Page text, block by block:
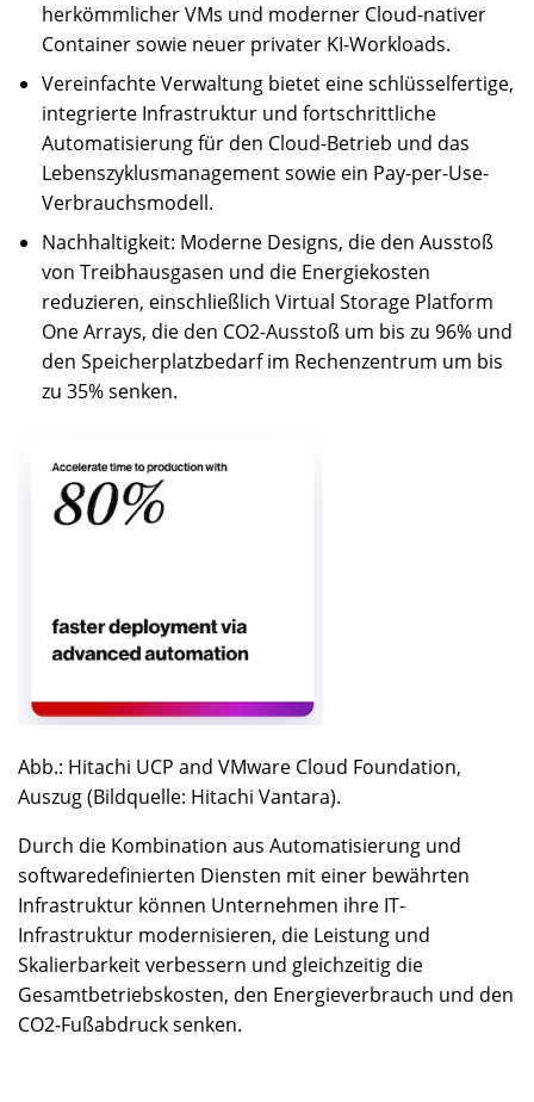
herkömmlicher VMs und moderner Cloud-nativer
Container sowie neuer privater KI-Workloads.
Vereinfachte Verwaltung bietet eine schlüsselfertige,
integrierte Infrastruktur und fortschrittliche
Automatisierung für den Cloud-Betrieb und das
Lebenszyklusmanagement sowie ein Pay-per-Use-
Verbrauchsmodell.
Nachhaltigkeit: Moderne Designs, die den Ausstoß
von Treibhausgasen und die Energiekosten
reduzieren, einschließlich Virtual Storage Platform
One Arrays, die den CO2-Ausstoß um bis zu 96% und
den Speicherplatzbedarf im Rechenzentrum um bis
zu 35% senken.
Abb.: Hitachi UCP and VMware Cloud Foundation,
Auszug (Bildquelle: Hitachi Vantara).
Durch die Kombination aus Automatisierung und
softwaredefinierten Diensten mit einer bewährten
Infrastruktur können Unternehmen ihre IT-
Infrastruktur modernisieren, die Leistung und
Skalierbarkeit verbessern und gleichzeitig die
Gesamtbetriebskosten, den Energieverbrauch und den
CO2-Fußabdruck senken.